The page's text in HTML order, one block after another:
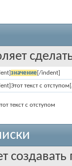
значение[/indent]
текст с
текст с отступом